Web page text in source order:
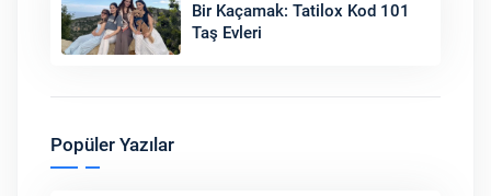
Bir Kaçamak: Tatilox Kod 101
Taş Evleri
Popüler Yazılar